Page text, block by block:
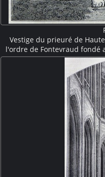
Vestige du prieuré de
l'ordre de Fontevraud fondé
française. Cette gravure
est une grange, des
tandis qu'un paysans passe
mur de